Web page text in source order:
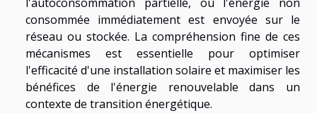
consommée immédiatement est envoyée sur le
réseau ou stockée. La compréhension fine de ces
mécanismes est essentielle pour optimiser
l'efficacité d'une installation solaire et maximiser les
bénéfices de l'énergie renouvelable dans un
contexte de transition énergétique.